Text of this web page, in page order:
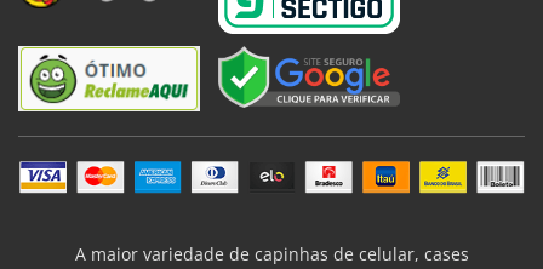
A maior variedade de capinhas de celular, cases